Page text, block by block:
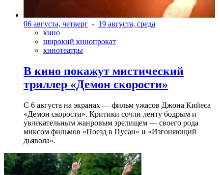
06 августа, четверг - 19 августа, среда
кино
широкий кинопрокат
кинотеатры
В кино покажут мистический
триллер «Демон скорости»
С 6 августа на экранах — фильм ужасов Джона Кийеса
«Демон скорости». Критики сочли ленту бодрым и
увлекательным жанровым зрелищeм — своего рода
миксом фильмов «Поезд в Пусан» и «Изгоняющий
дьявола».